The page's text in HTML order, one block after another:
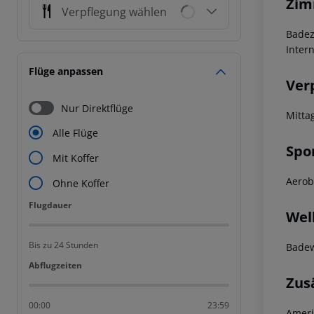
Verpflegung wählen
Flüge anpassen
Nur Direktflüge
Alle Flüge
Mit Koffer
Ohne Koffer
Flugdauer
Flugdauer
Bis zu 24 Stunden
Abflugzeiten
Abflugzeiten
00:00 23:59